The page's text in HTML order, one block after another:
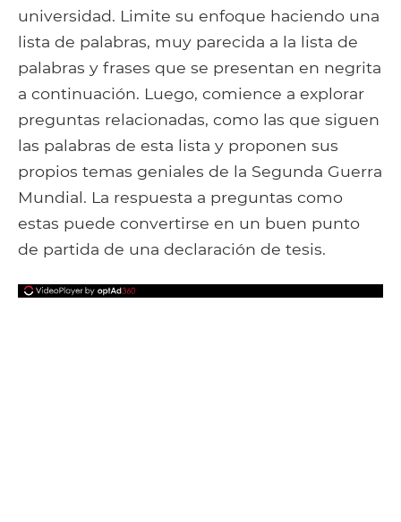
universidad. Limite su enfoque haciendo una
lista de palabras, muy parecida a la lista de
palabras y frases que se presentan en negrita
a continuación. Luego, comience a explorar
preguntas relacionadas, como las que siguen
las palabras de esta lista y proponen sus
propios temas geniales de la Segunda Guerra
Mundial. La respuesta a preguntas como
estas puede convertirse en un buen punto
de partida de una declaración de tesis.